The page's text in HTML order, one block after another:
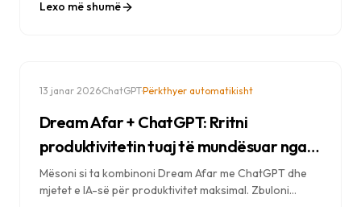
shmangni lodhjen nga video thirrjet.
Lexo më shumë
13 janar 2026·ChatGPT·Përkthyer automatikisht
Dream Afar + ChatGPT: Rritni
produktivitetin tuaj të mundësuar nga
inteligjenca artificiale
Mësoni si ta kombinoni Dream Afar me ChatGPT dhe
mjetet e IA-së për produktivitet maksimal. Zbuloni